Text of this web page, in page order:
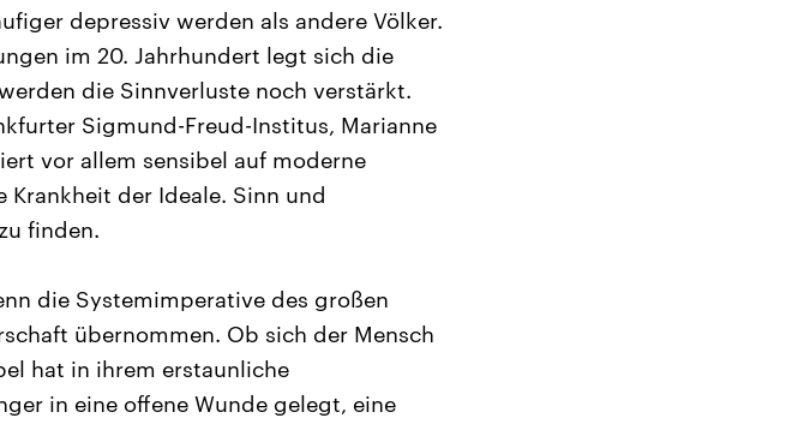
depressiv werden als andere Völker.
im 20. Jahrhundert legt sich die
die Sinnverluste noch verstärkt.
Sigmund-Freud-Institus, Marianne
vor allem sensibel auf moderne
Krankheit der Ideale. Sinn und
finden.
die Systemimperative des großen
übernommen. Ob sich der Mensch
hat in ihrem erstaunliche
in eine offene Wunde gelegt, eine